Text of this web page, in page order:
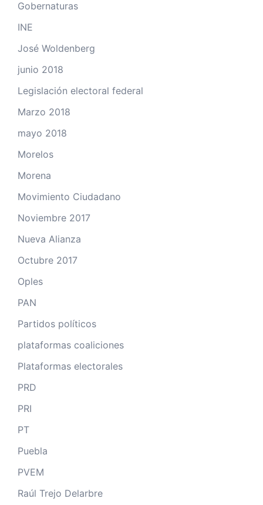
Gobernaturas
INE
José Woldenberg
junio 2018
Legislación electoral federal
Marzo 2018
mayo 2018
Morelos
Morena
Movimiento Ciudadano
Noviembre 2017
Nueva Alianza
Octubre 2017
Oples
PAN
Partidos políticos
plataformas coaliciones
Plataformas electorales
PRD
PRI
PT
Puebla
PVEM
Raúl Trejo Delarbre